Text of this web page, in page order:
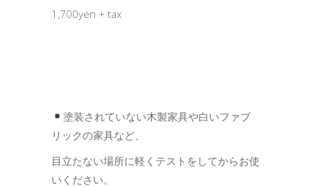
1,700yen + tax
塗装されていない木製家具や白いファブ
リックの家具など、
目立たない場所に軽くテストをしてからお使
いください。